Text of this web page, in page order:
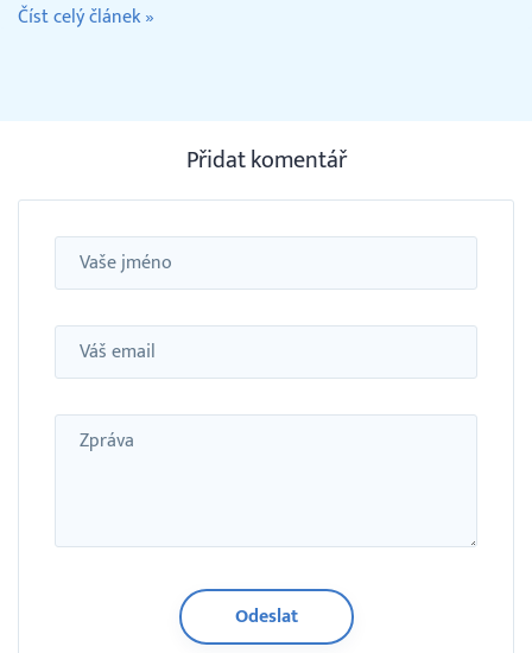
Číst celý článek »
Přidat komentář
Jméno
Email
Zpráva